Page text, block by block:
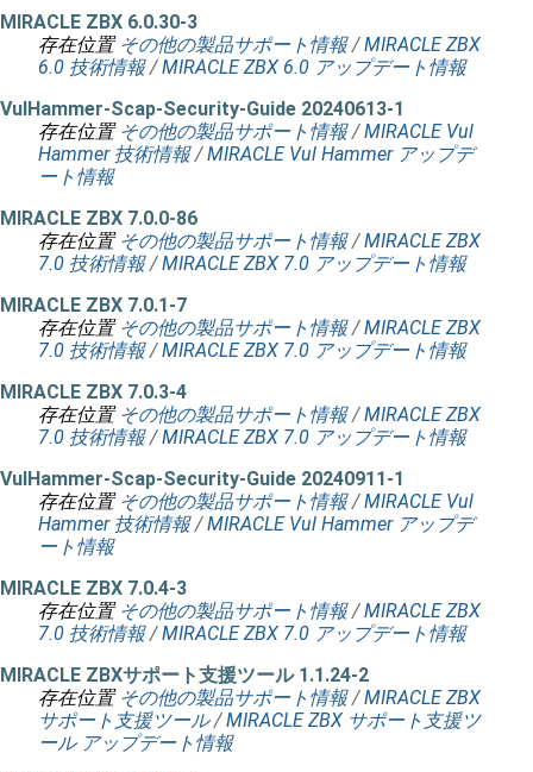
MIRACLE ZBX 6.0.30-3
存在位置 その他の製品サポート情報 /MIRACLE ZBX
6.0 技術情報 /MIRACLE ZBX 6.0 アップデート情報
VulHammer-Scap-Security-Guide 20240613-1
存在位置 その他の製品サポート情報 /MIRACLE Vul
Hammer 技術情報 /MIRACLE Vul Hammer アップデ
ート情報
MIRACLE ZBX 7.0.0-86
存在位置 その他の製品サポート情報 /MIRACLE ZBX
7.0 技術情報 /MIRACLE ZBX 7.0 アップデート情報
MIRACLE ZBX 7.0.1-7
存在位置 その他の製品サポート情報 /MIRACLE ZBX
7.0 技術情報 /MIRACLE ZBX 7.0 アップデート情報
MIRACLE ZBX 7.0.3-4
存在位置 その他の製品サポート情報 /MIRACLE ZBX
7.0 技術情報 /MIRACLE ZBX 7.0 アップデート情報
VulHammer-Scap-Security-Guide 20240911-1
存在位置 その他の製品サポート情報 /MIRACLE Vul
Hammer 技術情報 /MIRACLE Vul Hammer アップデ
ート情報
MIRACLE ZBX 7.0.4-3
存在位置 その他の製品サポート情報 /MIRACLE ZBX
7.0 技術情報 /MIRACLE ZBX 7.0 アップデート情報
MIRACLE ZBXサポート支援ツール 1.1.24-2
存在位置 その他の製品サポート情報 /MIRACLE ZBX
サポート支援ツール /MIRACLE ZBX サポート支援ツ
ール アップデート情報